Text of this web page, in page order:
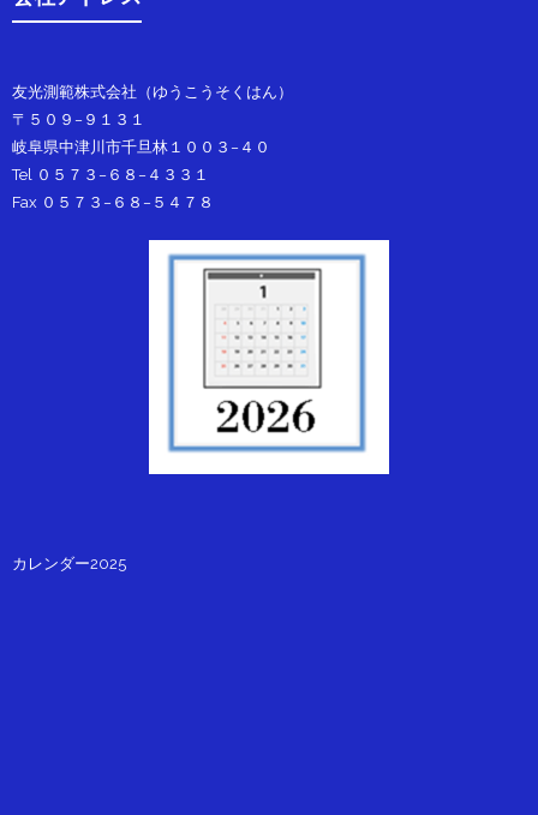
友光測範株式会社（ゆうこうそくはん）
〒５０９−９１３１
岐阜県中津川市千旦林１００３−４０
Tel ０５７３−６８−４３３１
Fax ０５７３−６８−５４７８
カレンダー2025